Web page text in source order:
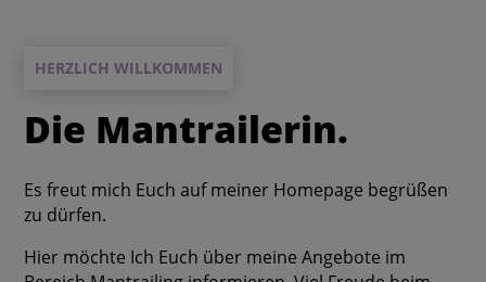
HERZLICH WILLKOMMEN
Die Mantrailerin.
Es freut mich Euch auf meiner Homepage begrüßen
zu dürfen.
Hier möchte Ich Euch über meine Angebote im